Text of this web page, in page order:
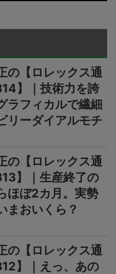
の【ロレックス通
】｜技術力を誇
ラフィカルで繊細
リーダイアルモチ
の【ロレックス通
】｜生産終了の
ほぼ2カ月。実勢
まおいくら？
の【ロレックス通
】｜えっ、あの